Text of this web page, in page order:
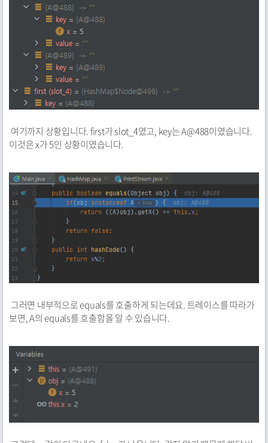
여기까지 상황입니다. first가 slot_4였고, key는 A@488이였습니다.
이것은 x가 5인 상황이였습니다.
그러면 내부적으로 equals를 호출하게 되는데요. 트레이스를 따라가
보면, A의 equals를 호출함을 알 수 있습니다.